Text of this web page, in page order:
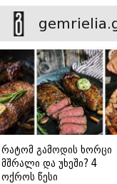
რატომ გამოდის ხორცი
მშრალი და უხეში? 4
ოქროს წესი